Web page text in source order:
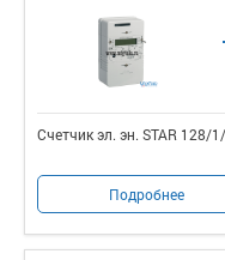
Счетчик эл. эн. STAR 128/
Подробнее